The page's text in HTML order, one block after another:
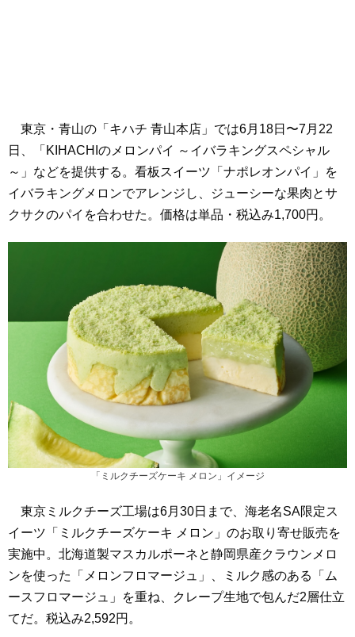
東京・青山の「キハチ 青山本店」では6月18日〜7月22
日、「KIHACHIのメロンパイ ～イバラキングスペシャル
～」などを提供する。看板スイーツ「ナポレオンパイ」を
イバラキングメロンでアレンジし、ジューシーな果肉とサ
クサクのパイを合わせた。価格は単品・税込み1,700円。
「ミルクチーズケーキ メロン」イメージ
東京ミルクチーズ工場は6月30日まで、海老名SA限定ス
イーツ「ミルクチーズケーキ メロン」のお取り寄せ販売を
実施中。北海道製マスカルポーネと静岡県産クラウンメロ
ンを使った「メロンフロマージュ」、ミルク感のある「ム
ースフロマージュ」を重ね、クレープ生地で包んだ2層仕立
てだ。税込み2,592円。